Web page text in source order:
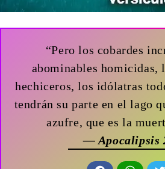
“Pero los cobardes
abominables homicidas,
hechiceros, los idólatras
tendrán su parte en el lago
azufre, que es la
— Apocalipsis